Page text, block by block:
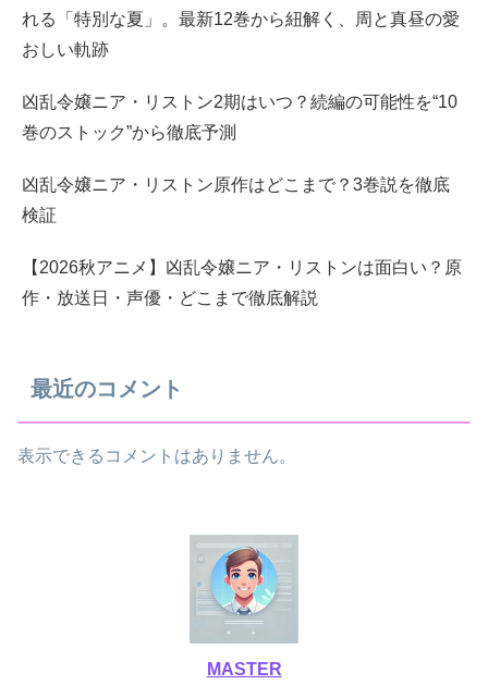
れる「特別な夏」。最新12巻から紐解く、周と真昼の愛
おしい軌跡
凶乱令嬢ニア・リストン2期はいつ？続編の可能性を“10
巻のストック”から徹底予測
凶乱令嬢ニア・リストン原作はどこまで？3巻説を徹底
検証
【2026秋アニメ】凶乱令嬢ニア・リストンは面白い？原
作・放送日・声優・どこまで徹底解説
最近のコメント
表示できるコメントはありません。
MASTER